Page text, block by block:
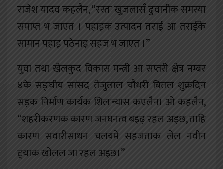
राजेश यादव कहलैन, “रस्ता खुजलासँ ढुवानीक समस्या
समाप्त भ जाएत । पहाड़़क उत्पादन तराई आ तराईके
सामान पहाड़़ पठेनाइ सहज भ जाएत ।”
युवा तथा खेलकुद विकास मन्त्री आ सप्तरी क्षेत्र नम्बर
४के सङ्घीय सांसद तेजुलाल चौधरी बितल शुक्रदिन
सड़क निर्माण कार्यक शिलान्यास कएलैन। ओ कहलैन,
“शहरीकरणक कारण जनघनत्व बइढ़ रहल अइछ, ताहि
कारण सवारीसाधन चलयमे सहजताक लेल नवीन
ट्रयाक खोलल जा रहल अइछ।”